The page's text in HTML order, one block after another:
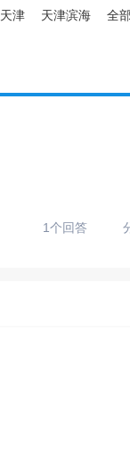
天津 天津滨海 全
1个回答